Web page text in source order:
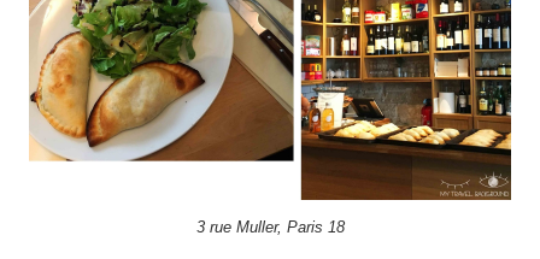
3 rue Muller, Paris 18